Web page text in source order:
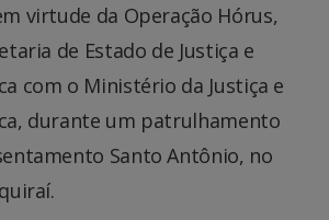
virtude da Operação Hórus,
de Estado de Justiça e
com o Ministério da Justiça e
durante um patrulhamento
Santo Antônio, no